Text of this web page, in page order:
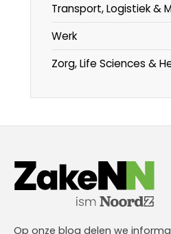
Transport, Logistiek &
Werk
Zorg, Life Sciences &
Op onze blog delen we